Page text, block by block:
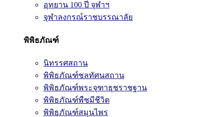
อุทยาน 100 ปี จุฬาฯ
จุฬาลงกรณ์ราชบรรณาลัย
พิพิธภัณฑ์
นิทรรศสถาน
พิพิธภัณฑ์ชลทัศนสถาน
พิพิธภัณฑ์พระจุฑาธุชราชฐาน
พิพิธภัณฑ์พืชมีชีวิต
พิพิธภัณฑ์สมุนไพร